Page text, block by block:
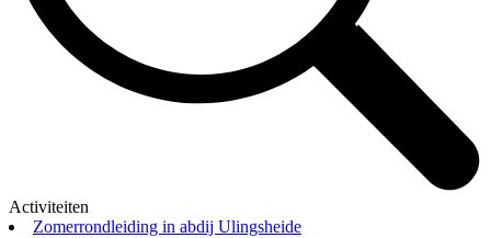
Activiteiten
Zomerrondleiding in abdij Ulingsheide